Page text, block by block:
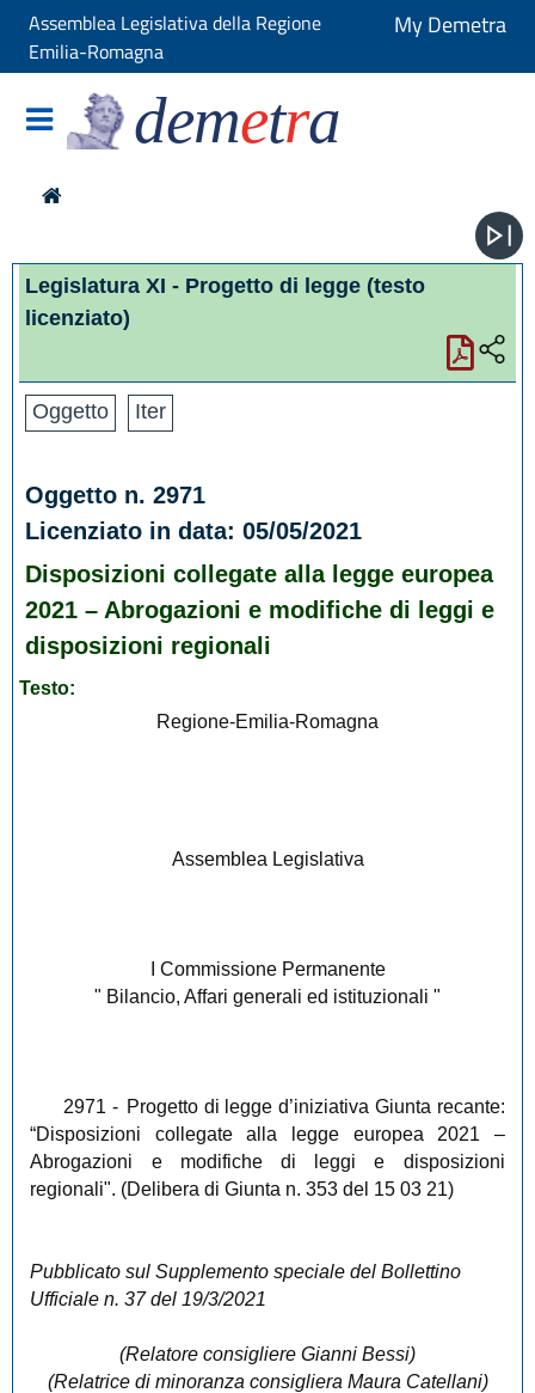
Assemblea Legislativa della Regione
Emilia-Romagna
My Demetra
demetra
Legislatura XI - Progetto di legge (testo
licenziato)
Oggetto Iter
Oggetto n. 2971
Licenziato in data: 05/05/2021
Disposizioni collegate alla legge europea
2021 – Abrogazioni e modifiche di leggi e
disposizioni regionali
Testo:
Regione-Emilia-Romagna
Assemblea Legislativa
I Commissione Permanente
" Bilancio, Affari generali ed istituzionali "
2971 - Progetto di legge d’iniziativa Giunta recante:
“Disposizioni collegate alla legge europea 2021 –
Abrogazioni e modifiche di leggi e disposizioni
regionali". (Delibera di Giunta n. 353 del 15 03 21)
Pubblicato sul Supplemento speciale del Bollettino
Ufficiale n. 37 del 19/3/2021
(Relatore consigliere Gianni Bessi)
(Relatrice di minoranza consigliera Maura Catellani)